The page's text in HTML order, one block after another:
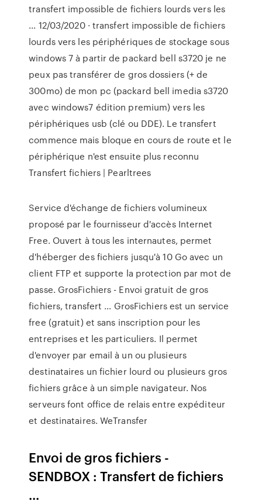
transfert impossible de fichiers lourds vers les
... 12/03/2020 · transfert impossible de fichiers
lourds vers les périphériques de stockage sous
windows 7 à partir de packard bell s3720 je ne
peux pas transférer de gros dossiers (+ de
300mo) de mon pc (packard bell imedia s3720
avec windows7 édition premium) vers les
périphériques usb (clé ou DDE). Le transfert
commence mais bloque en cours de route et le
périphérique n'est ensuite plus reconnu
Transfert fichiers | Pearltrees
Service d'échange de fichiers volumineux
proposé par le fournisseur d'accès Internet
Free. Ouvert à tous les internautes, permet
d'héberger des fichiers jusqu'à 10 Go avec un
client FTP et supporte la protection par mot de
passe. GrosFichiers - Envoi gratuit de gros
fichiers, transfert ... GrosFichiers est un service
free (gratuit) et sans inscription pour les
entreprises et les particuliers. Il permet
d'envoyer par email à un ou plusieurs
destinataires un fichier lourd ou plusieurs gros
fichiers grâce à un simple navigateur. Nos
serveurs font office de relais entre expéditeur
et destinataires. WeTransfer
Envoi de gros fichiers -
SENDBOX : Transfert de fichiers
...